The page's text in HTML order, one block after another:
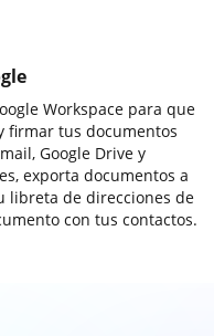
Workspace para que
firmar tus documentos
Google Drive y
exporta documentos a
libreta de direcciones de
con tus contactos.